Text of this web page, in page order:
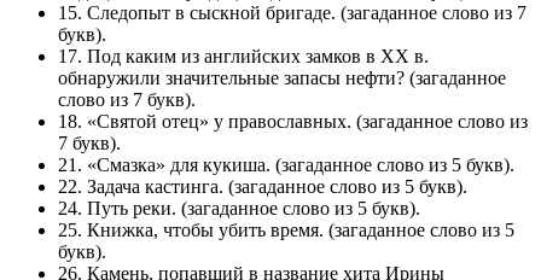
15. Следопыт в сыскной бригаде. (загаданное слово из 7
букв).
17. Под каким из английских замков в XX в.
обнаружили значительные запасы нефти? (загаданное
слово из 7 букв).
18. «Святой отец» у православных. (загаданное слово из
7 букв).
21. «Смазка» для кукиша. (загаданное слово из 5 букв).
22. Задача кастинга. (загаданное слово из 5 букв).
24. Путь реки. (загаданное слово из 5 букв).
25. Книжка, чтобы убить время. (загаданное слово из 5
букв).
26. Камень, попавший в название хита Ирины